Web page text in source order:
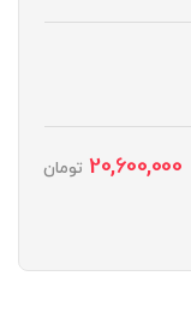
20,600,000 تومان